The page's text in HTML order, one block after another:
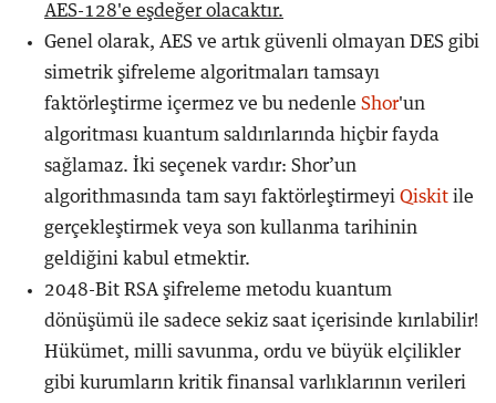
AES-128'e eşdeğer olacaktır.
Genel olarak, AES ve artık güvenli olmayan DES gibi
simetrik şifreleme algoritmaları tamsayı
faktörleştirme içermez ve bu nedenle Shor'un
algoritması kuantum saldırılarında hiçbir fayda
sağlamaz. İki seçenek vardır: Shor’un
algorithmasında tam sayı faktörleştirmeyi Qiskit ile
gerçekleştirmek veya son kullanma tarihinin
geldiğini kabul etmektir.
2048-Bit RSA şifreleme metodu kuantum
dönüşümü ile sadece sekiz saat içerisinde kırılabilir!
Hükümet, milli savunma, ordu ve büyük elçilikler
gibi kurumların kritik finansal varlıklarının verileri